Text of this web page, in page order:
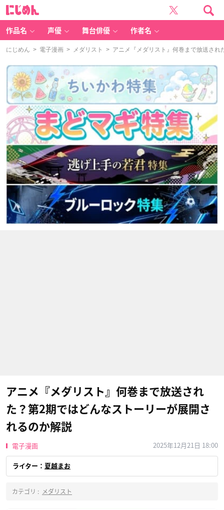
作品名 声優 舞台俳優 作者名
にじめん > 電子漫画 > メダリスト > アニメ『メダリスト』何巻まで放送され
アニメ『メダリスト』何巻まで放送され
た？第2期ではどんなストーリーが展開さ
れるのか解説
電子漫画 2025年12月21日 18:00
ライター： 夏越まお
カテゴリ : メダリスト